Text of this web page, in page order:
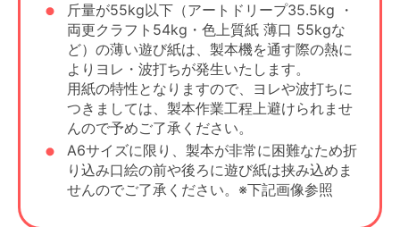
斤量が55kg以下（アートドリープ35.5kg ・
両更クラフト54kg・色上質紙 薄口 55kgな
ど）の薄い遊び紙は、製本機を通す際の熱に
よりヨレ・波打ちが発生いたします。
用紙の特性となりますので、ヨレや波打ちに
つきましては、製本作業工程上避けられませ
んので予めご了承ください。
A6サイズに限り、製本が非常に困難なため折
り込み口絵の前や後ろに遊び紙は挟み込めま
せんのでご了承ください。※下記画像参照